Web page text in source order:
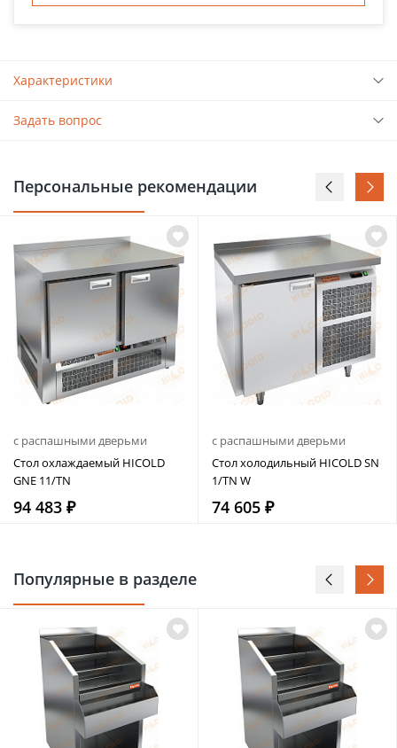
Характеристики
Задать вопрос
Персональные рекомендации
с распашными дверьми
Стол охлаждаемый HICOLD
GNE 11/TN
94 483 ₽
с распашными дверьми
Стол холодильный HICOLD SN
1/TN W
74 605 ₽
Популярные в разделе